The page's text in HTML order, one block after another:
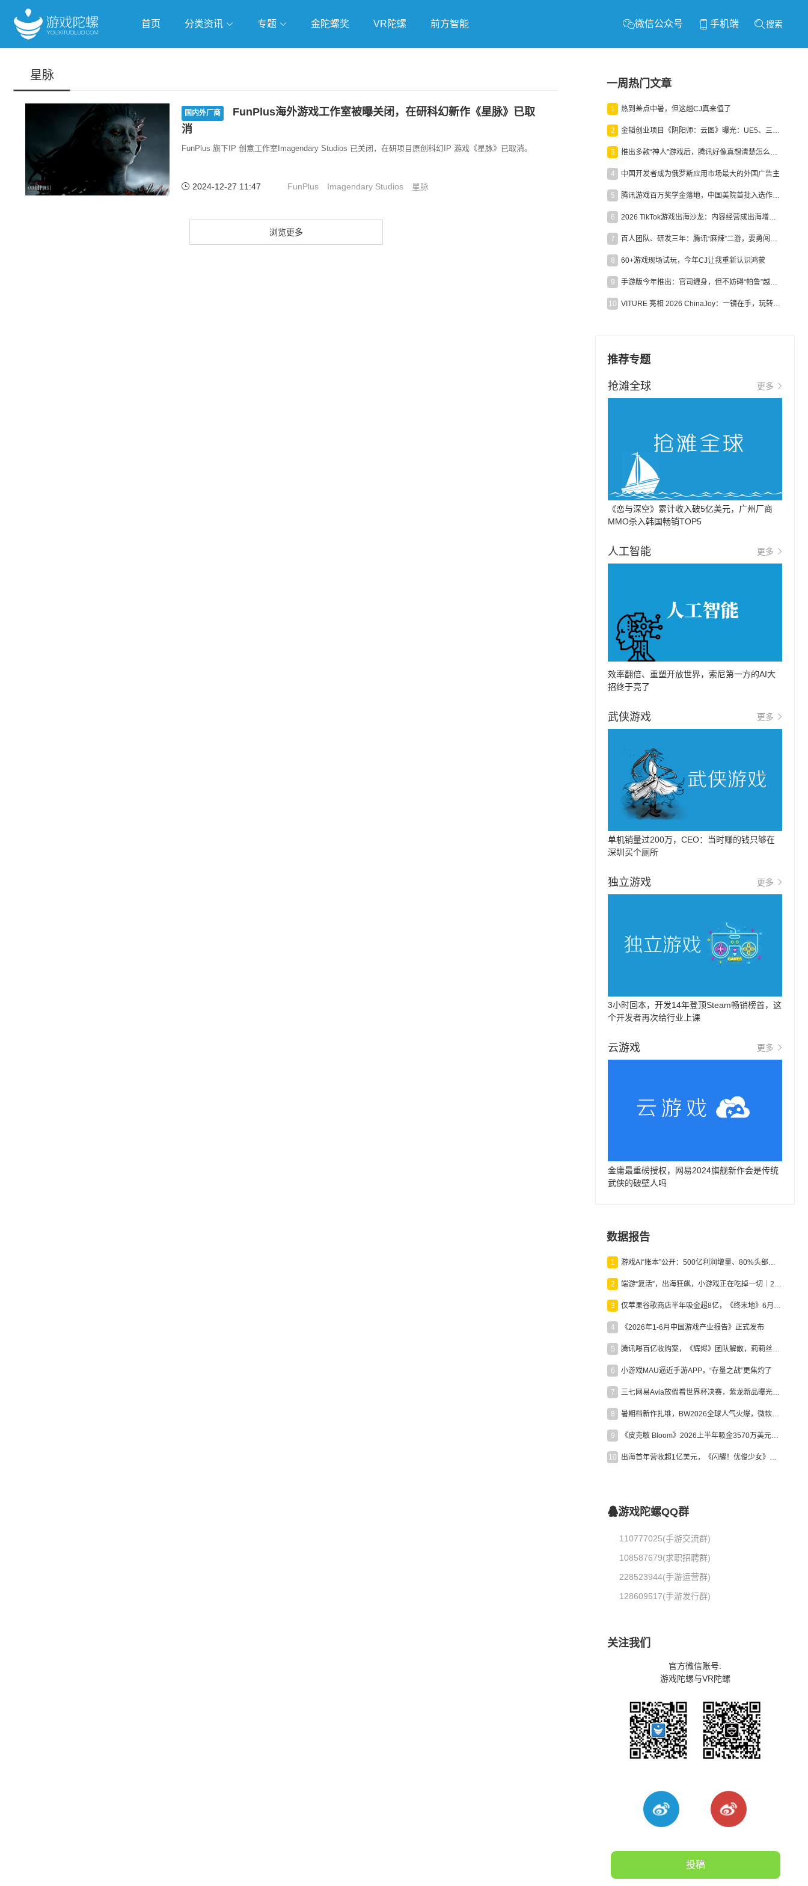
首页 分类资讯 专题 金陀螺奖 VR陀螺 前方智能 微信公众号 手机端 搜索
星脉
国内外厂商
FunPlus海外游戏工作室被曝关闭，在研科幻新作《星脉》已取
消
FunPlus 旗下IP 创意工作室Imagendary Studios 已关闭，在研项目原创科幻IP 游戏《星脉》已取消。
2024-12-27 11:47 FunPlus Imagendary Studios 星脉
浏览更多
一周热门文章
1 热到差点中暑，但这趟CJ真来值了
2 金韬创业项目《阴阳师：云图》曝光：UE5、三端互通、ARPG
3 推出多款“神人”游戏后，腾讯好像真想清楚怎么做二次元了
4 中国开发者成为俄罗斯应用市场最大的外国广告主
5 腾讯游戏百万奖学金落地，中国美院首批入选作品获业内关注
6 2026 TikTok游戏出海沙龙：内容经营成出海增长新引擎
7 百人团队、研发三年：腾讯“麻辣”二游，要勇闯男性恋爱市场
8 60+游戏现场试玩，今年CJ让我重新认识鸿蒙
9 手游版今年推出：官司缠身，但不妨碍“帕鲁”越来越火
10 VITURE 亮相 2026 ChinaJoy：一镜在手，玩转全场！
推荐专题
抢滩全球 更多
《恋与深空》累计收入破5亿美元，广州厂商
MMO杀入韩国畅销TOP5
人工智能 更多
效率翻倍、重塑开放世界，索尼第一方的AI大
招终于亮了
武侠游戏 更多
单机销量过200万，CEO：当时赚的钱只够在
深圳买个厕所
独立游戏 更多
3小时回本，开发14年登顶Steam畅销榜首，这
个开发者再次给行业上课
云游戏 更多
金庸最重磅授权，网易2024旗舰新作会是传统
武侠的破壁人吗
数据报告
1 游戏AI“账本”公开：500亿利润增量、80%头部入局，谁在闷声发财？
2 端游“复活”，出海狂飙，小游戏正在吃掉一切｜2026上半年产业报告
3 仅苹果谷歌商店半年吸金超8亿，《终末地》6月份收入显著回暖
4 《2026年1-6月中国游戏产业报告》正式发布
5 腾讯曝百亿收购案，《辉烬》团队解散，莉莉丝新作曝光｜陀螺周报
6 小游戏MAU逼近手游APP，“存量之战”更焦灼了
7 三七网易Avia放假看世界杯决赛，紫龙新品曝光，米哈游新作上线 | 陀螺周报
8 暑期档新作扎堆，BW2026全球人气火爆，微软XBOX大裁员|陀螺周报
9 《皮克敏 Bloom》2026上半年吸金3570万美元，中国台湾成最大市场
10 出海首年营收超1亿美元，《闪耀！优俊少女》美国市场占比达七成
游戏陀螺QQ群
110777025(手游交流群)
108587679(求职招聘群)
228523944(手游运营群)
128609517(手游发行群)
关注我们
官方微信账号:
游戏陀螺与VR陀螺
投稿